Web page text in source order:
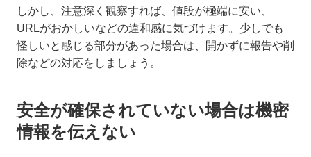
しかし、注意深く観察すれば、値段が極端に安い、
URLがおかしいなどの違和感に気づけます。少しでも
怪しいと感じる部分があった場合は、開かずに報告や削
除などの対応をしましょう。
安全が確保されていない場合は機密
情報を伝えない